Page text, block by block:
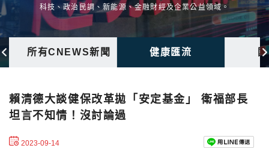
科技、政治民調、新能源、金融財經及企業公益領域。
所有CNEWS新聞 健康匯流
賴清德大談健保改革拋「安定基金」 衛福部長
坦言不知情！沒討論過
2023-09-14